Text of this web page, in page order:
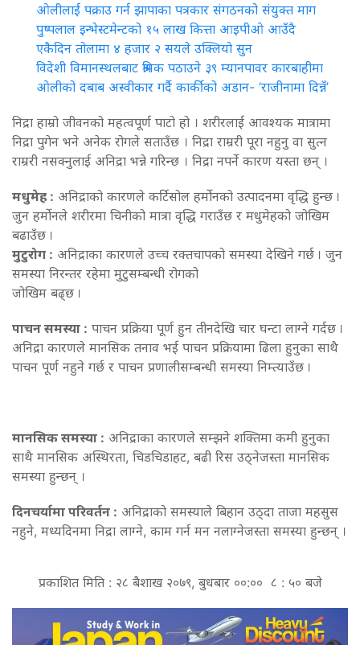
ओलीलाई पक्राउ गर्न झापाका पत्रकार संगठनको संयुक्त माग
पुष्पलाल इन्भेस्टमेन्टको १५ लाख कित्ता आइपीओ आउँदै
एकैदिन तोलामा ४ हजार २ सयले उक्लियो सुन
विदेशी विमानस्थलबाट श्रमिक पठाउने ३९ म्यानपावर कारबाहीमा
ओलीको दबाब अस्वीकार गर्दै कार्कीको अडान- ‘राजीनामा दिन्नँ’
निद्रा हाम्रो जीवनको महत्वपूर्ण पाटो हो । शरीरलाई आवश्यक मात्रामा
निद्रा पुगेन भने अनेक रोगले सताउँछ । निद्रा राम्ररी पूरा नहुनु वा सुत्न
राम्ररी नसक्नुलाई अनिद्रा भन्ने गरिन्छ । निद्रा नपर्ने कारण यस्ता छन् ।
मधुमेह : अनिद्राको कारणले कर्टिसोल हर्माेनको उत्पादनमा वृद्धि हुन्छ ।
जुन हर्माेनले शरीरमा चिनीको मात्रा वृद्धि गराउँछ र मधुमेहको जोखिम
बढाउँछ ।
मुटुरोग : अनिद्राका कारणले उच्च रक्तचापको समस्या देखिने गर्छ । जुन
समस्या निरन्तर रहेमा मुटुसम्बन्धी रोगको
जोखिम बढ्छ ।
पाचन समस्या : पाचन प्रक्रिया पूर्ण हुन तीनदेखि चार घन्टा लाग्ने गर्दछ ।
अनिद्रा कारणले मानसिक तनाव भई पाचन प्रक्रियामा ढिला हुनुका साथै
पाचन पूर्ण नहुने गर्छ र पाचन प्रणालीसम्बन्धी समस्या निम्त्याउँछ ।
मानसिक समस्या : अनिद्राका कारणले सम्झने शक्तिमा कमी हुनुका
साथै मानसिक अस्थिरता, चिडचिडाहट, बढी रिस उठ्नेजस्ता मानसिक
समस्या हुन्छन् ।
दिनचर्यामा परिवर्तन : अनिद्राको समस्याले बिहान उठ्दा ताजा महसुस
नहुने, मध्यदिनमा निद्रा लाग्ने, काम गर्न मन नलाग्नेजस्ता समस्या हुन्छन् ।
प्रकाशित मिति : २८ बैशाख २०७९, बुधबार ००:०० ८ : ५० बजे